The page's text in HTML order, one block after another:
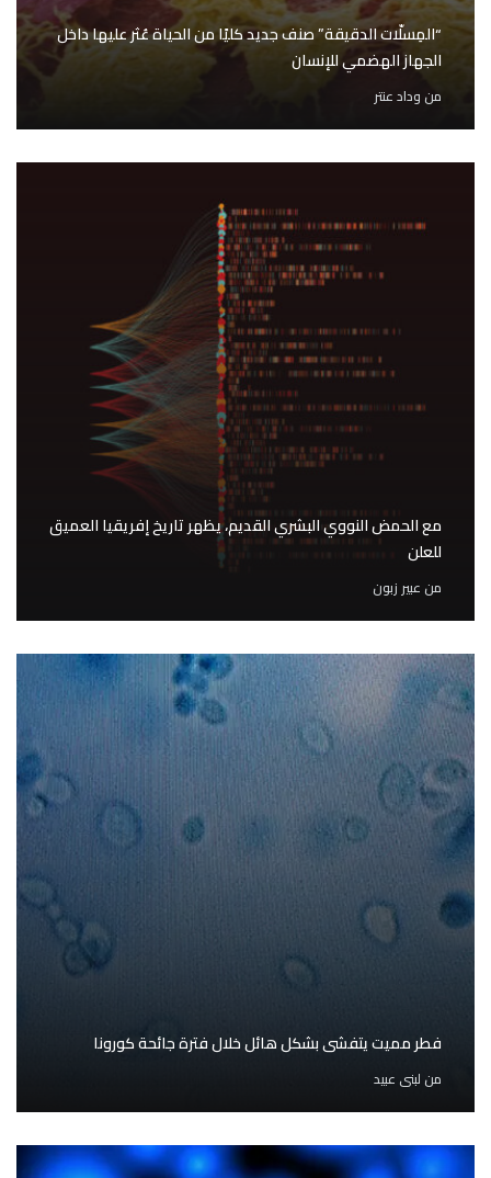
“المِسلّات الدقيقة” صنف جديد كليًا من الحياة عُثر عليها داخل
الجهاز الهضمي للإنسان
من وداد عنتر
مع الحمض النووي البشري القديم، يظهر تاريخ إفريقيا العميق
للعلن
من عبير زبون
فطر مميت يتفشى بشكل هائل خلال فترة جائحة كورونا
من لبنى عبيد